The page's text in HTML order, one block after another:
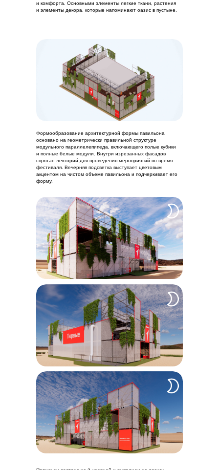
и комфорта. Основными элементы легкие ткани, растения
и элементы декора, которые напоминают оазис в пустыне.
Формообразование архитектурной формы павильона
основано на геометрически правильной структуре
модульного параллелепипеда, включающего полые кубики
и полные белые модули. Внутри изрезанных фасадов
спрятан лекторий для проведения мероприятий во время
фестиваля. Вечерняя подсветка выступает цветовым
акцентом на чистом объеме павильона и подчеркивает его
форму.